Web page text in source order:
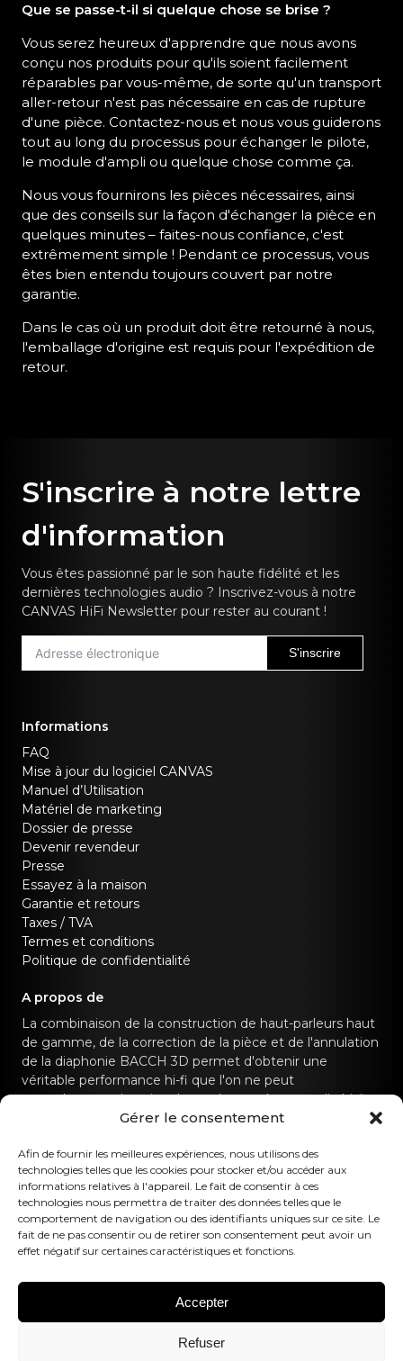
Gérer le consentement
Afin de fournir les meilleures expériences, nous utilisons des
technologies telles que les cookies pour stocker et/ou accéder aux
informations relatives à l'appareil. Le fait de consentir à ces
technologies nous permettra de traiter des données telles que le
comportement de navigation ou des identifiants uniques sur ce site. Le
fait de ne pas consentir ou de retirer son consentement peut avoir un
effet négatif sur certaines caractéristiques et fonctions.
Accepter
Refuser
Que se passe-t-il si quelque chose se brise ?
Vous serez heureux d'apprendre que nous avons
conçu nos produits pour qu'ils soient facilement
réparables par vous-même, de sorte qu'un transport
aller-retour n'est pas nécessaire en cas de rupture
d'une pièce. Contactez-nous et nous vous guiderons
tout au long du processus pour échanger le pilote,
le module d'ampli ou quelque chose comme ça.
Nous vous fournirons les pièces nécessaires, ainsi
que des conseils sur la façon d'échanger la pièce en
quelques minutes – faites-nous confiance, c'est
extrêmement simple ! Pendant ce processus, vous
êtes bien entendu toujours couvert par notre
garantie.
Dans le cas où un produit doit être retourné à nous,
l'emballage d'origine est requis pour l'expédition de
retour.
S'inscrire à notre lettre
d'information
Vous êtes passionné par le son haute fidélité et les
dernières technologies audio ? Inscrivez-vous à notre
CANVAS HiFi Newsletter pour rester au courant !
S'inscrire
Informations
FAQ
Mise à jour du logiciel CANVAS
Manuel d’Utilisation
Matériel de marketing
Dossier de presse
Devenir revendeur
Presse
Essayez à la maison
Garantie et retours
Taxes / TVA
Termes et conditions
Politique de confidentialité
A propos de
La combinaison de la construction de haut-parleurs haut
de gamme, de la correction de la pièce et de l'annulation
de la diaphonie BACCH 3D permet d'obtenir une
véritable performance hi-fi que l'on ne peut
normalement obtenir qu'avec des systèmes audio hi-fi
Contactez-nous
hello@canvashifi.com Appeler le +45 29 75 00 45
CANVAS HiFi ApS
Flade Engvej 4
Numéro de TVA :DK43519425